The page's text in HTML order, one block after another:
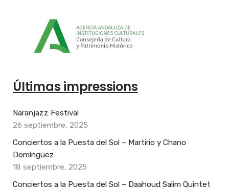
Últimas impressions
Naranjazz Festival
26 septiembre, 2025
Conciertos a la Puesta del Sol – Martirio y Chano
Domínguez
18 septiembre, 2025
Conciertos a la Puesta del Sol – Daahoud Salim Quintet